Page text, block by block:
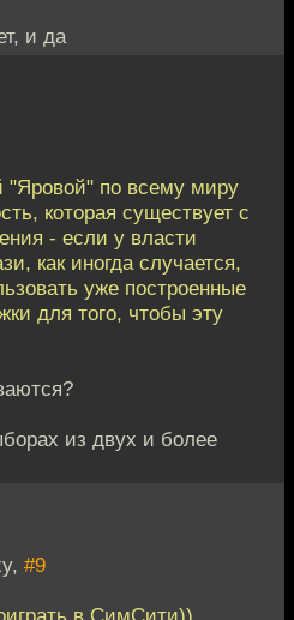
и да
"Яровой" по всему миру
которая существует с
- если у власти
как иногда случается,
уже построенные
для того, чтобы эту
из двух и более
#9